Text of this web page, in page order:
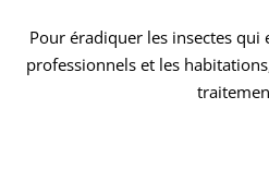
Pour éradiquer les insectes
professionnels et les